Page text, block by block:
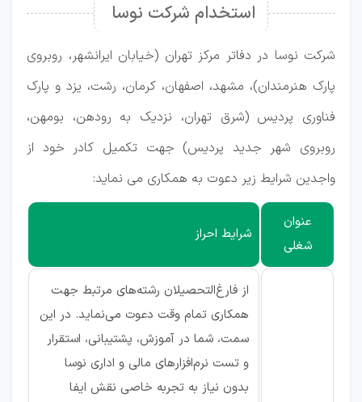
استخدام شرکت نوسا
شرکت نوسا در دفاتر مرکز تهران (خیابان ایرانشهر، روبروی
پارک هنرمندان)، مشهد، اصفهان، کرمان، رشت، یزد و پارک
فناوری پردیس (شرق تهران، نزدیک به رودهن، بومهن،
روبروی شهر جدید پردیس) جهت تکمیل کادر خود از
واجدین شرایط زیر دعوت به همکاری می نماید:
عنوان
شغلی
شرایط احراز
از فارغ‌التحصيلان رشته‌های مرتبط جهت
همکاری تمام وقت دعوت مى‌نمايد. در این
سمت، شما در آموزش، پشتیبانی، استقرار
و تست نرم‌افزارهای مالی و اداری نوسا
بدون نیاز به تجربه خاصی نقش ایفا